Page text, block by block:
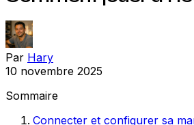
Par Hary
10 novembre 2025
Sommaire
Connecter et configurer sa